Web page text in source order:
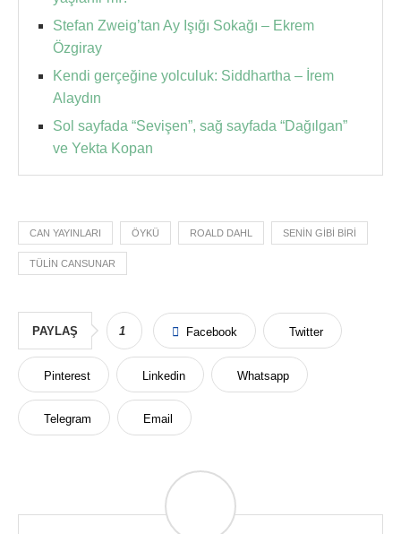
Stefan Zweig’tan Ay Işığı Sokağı – Ekrem
Özgiray
Kendi gerçeğine yolculuk: Siddhartha – İrem
Alaydın
Sol sayfada “Sevişen”, sağ sayfada “Dağılgan”
ve Yekta Kopan
CAN YAYINLARI ÖYKÜ ROALD DAHL SENIN GIBI BIRI
TÜLIN CANSUNAR
PAYLAŞ 1 Facebook Twitter
Pinterest Linkedin Whatsapp
Telegram Email